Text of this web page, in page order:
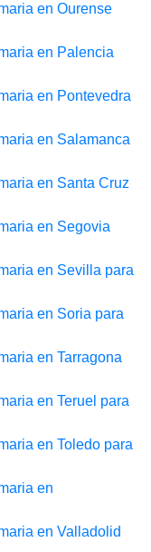
en Ourense
en Palencia
en Pontevedra
en Salamanca
en Santa Cruz
en Segovia
en Sevilla para
en Soria para
en Tarragona
en Teruel para
en Toledo para
en
en Valladolid